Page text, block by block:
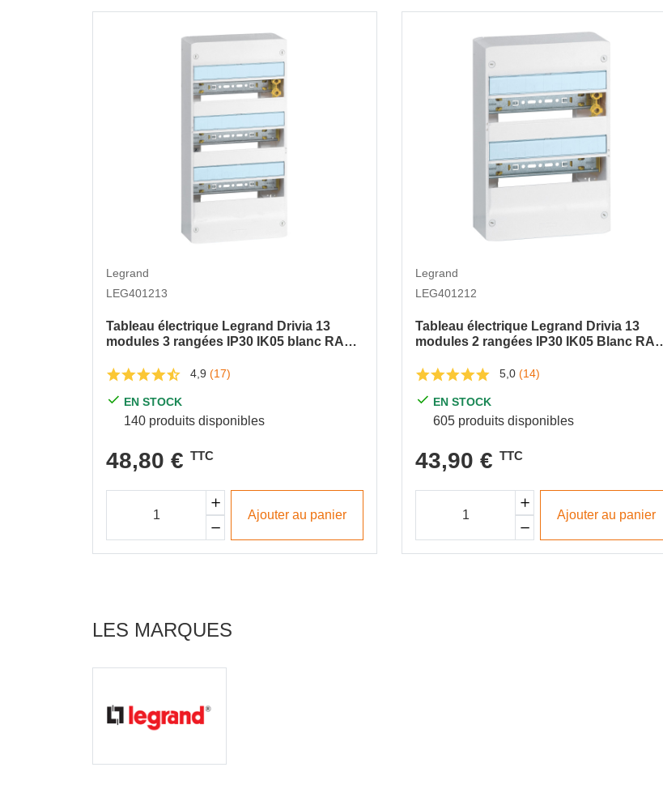
Legrand
LEG401213
Tableau électrique Legrand Drivia 13
modules 3 rangées IP30 IK05 blanc RAL
4,9 (17)
EN STOCK
140 produits disponibles
48,80 € TTC
Ajouter au panier
Legrand
LEG401212
Tableau électrique Legrand Drivia 13
modules 2 rangées IP30 IK05 Blanc RAL
5,0 (14)
EN STOCK
605 produits disponibles
43,90 € TTC
Ajouter au panier
LES MARQUES